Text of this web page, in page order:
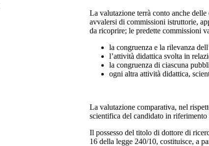
La valutazione terrà conto anche
avvalersi di commissioni istruttorie,
da ricoprire; le predette commissioni
la congruenza e la rilevanza
l’attività didattica svolta in
la congruenza di ciascuna
ogni altra attività didattica,
La valutazione comparativa, nel
scientifica del candidato in
Il possesso del titolo di dottore di
16 della legge 240/10, costituisce, a